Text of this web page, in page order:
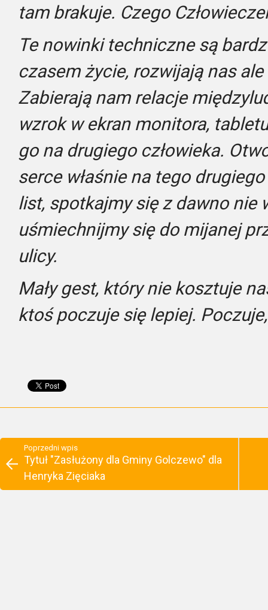
tam brakuje. Czego
Te nowinki techniczne są
czasem życie, rozwijają nas
Zabierają nam relacje
wzrok w ekran monitora,
go na drugiego człowieka.
serce właśnie na tego
list, spotkajmy się z dawno nie
uśmiechnijmy się do mijanej
ulicy.
Mały gest, który nie kosztuje
ktoś poczuje się lepiej.
Poprzedni wpis
Tytuł "Zasłużony dla Gminy Golczewo" dla
Henryka Zięciaka